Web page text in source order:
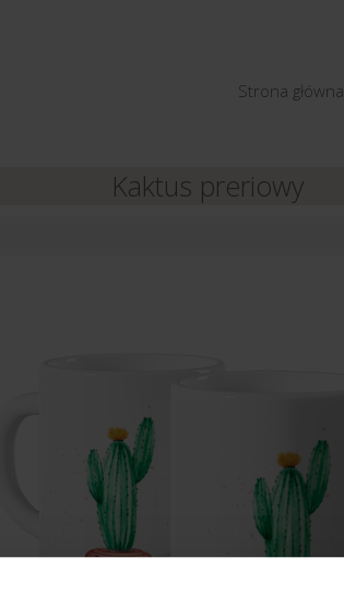
Strona główna
Kaktus preriowy